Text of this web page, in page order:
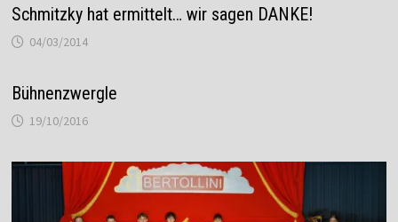
Schmitzky hat ermittelt… wir sagen DANKE!
04/03/2014
Bühnenzwergle
19/10/2016